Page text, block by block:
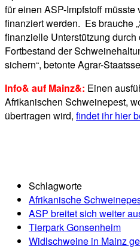
für einen ASP-Impfstoff müsste
finanziert werden. Es brauche
finanzielle Unterstützung durch
Fortbestand der
sichern“, betonte Agrar-
Info& auf Mainz&: Einen
Afrikanischen Schweinepest,
übertragen wird, findet ihr hier
Schlagworte
Afrikanische
ASP breitet sich weiter
Tierpark Gonsenheim
Widlschweine in Mainz